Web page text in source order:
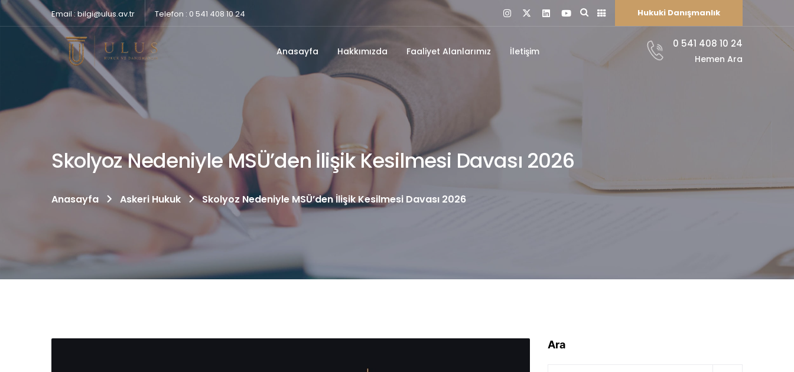
Email : bilgi@ulus.av.tr Telefon : 0 541 408 10 24 Hukuki Danışmanlık
Anasayfa Hakkımızda Faaliyet Alanlarımız İletişim
0 541 408 10 24
Hemen Ara
Skolyoz Nedeniyle MSÜ’den İlişik Kesilmesi Davası 2026
Anasayfa Askeri Hukuk Skolyoz Nedeniyle MSÜ’den İlişik Kesilmesi Davası 2026
Ara